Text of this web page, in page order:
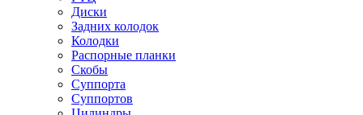
Диски
Задних колодок
Колодки
Распорные планки
Скобы
Суппорта
Суппортов